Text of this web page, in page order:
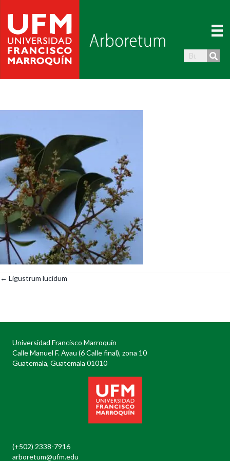
Posts
← Ligustrum lucidum
Universidad Francisco Marroquín
Calle Manuel F. Ayau (6 Calle final), zona 10
Guatemala, Guatemala 01010
(+502) 2338-7916
arboretum@ufm.edu